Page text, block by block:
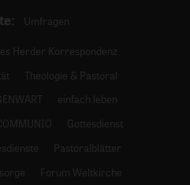
Umfragen
Herder Korrespondenz
Theologie & Pastoral
einfach leben
Gottesdienst
Pastoralblätter
Forum Weltkirche